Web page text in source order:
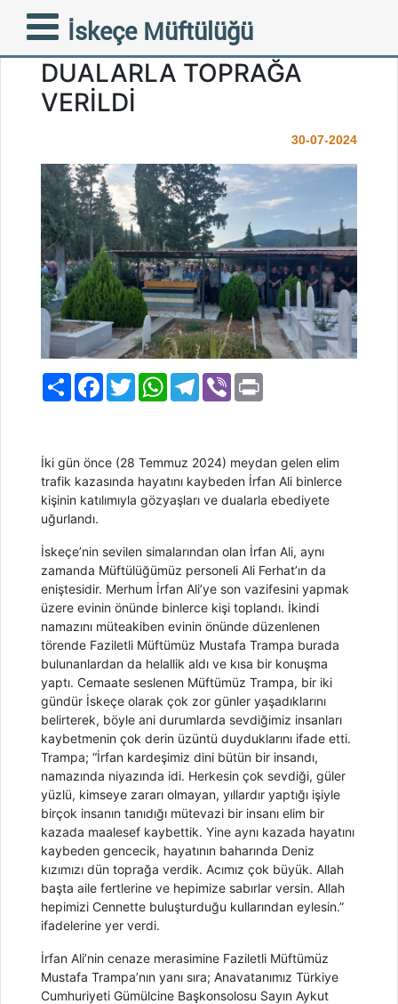
İskeçe Müftülüğü
İRFAN ALİ KARDEŞİMİZ
GÖZYAŞLARI VE
DUALARLA TOPRAĞA
VERİLDİ
30-07-2024
PaylaşFacebook
TwitterWhatsAppTelegram
Viber
İki gün önce (28 Temmuz 2024) meydan gelen elim
trafik kazasında hayatını kaybeden İrfan Ali binlerce
kişinin katılımıyla gözyaşları ve dualarla ebediyete
uğurlandı.
İskeçe’nin sevilen simalarından olan İrfan Ali, aynı
zamanda Müftülüğümüz personeli Ali Ferhat’ın da
eniştesidir. Merhum İrfan Ali’ye son vazifesini yapmak
üzere evinin önünde binlerce kişi toplandı. İkindi
namazını müteakiben evinin önünde düzenlenen
törende Faziletli Müftümüz Mustafa Trampa burada
bulunanlardan da helallik aldı ve kısa bir konuşma
yaptı. Cemaate seslenen Müftümüz Trampa, bir iki
gündür İskeçe olarak çok zor günler yaşadıklarını
belirterek, böyle ani durumlarda sevdiğimiz insanları
kaybetmenin çok derin üzüntü duyduklarını ifade etti.
Trampa; “İrfan kardeşimiz dini bütün bir insandı,
namazında niyazında idi. Herkesin çok sevdiği, güler
yüzlü, kimseye zararı olmayan, yıllardır yaptığı işiyle
birçok insanın tanıdığı mütevazi bir insanı elim bir
kazada maalesef kaybettik. Yine aynı kazada hayatını
kaybeden gencecik, hayatının baharında Deniz
kızımızı dün toprağa verdik. Acımız çok büyük. Allah
başta aile fertlerine ve hepimize sabırlar versin. Allah
hepimizi Cennette buluşturduğu kullarından eylesin.”
ifadelerine yer verdi.
İrfan Ali’nin cenaze merasimine Faziletli Müftümüz
Mustafa Trampa’nın yanı sıra; Anavatanımız Türkiye
Cumhuriyeti Gümülcine Başkonsolosu Sayın Aykut